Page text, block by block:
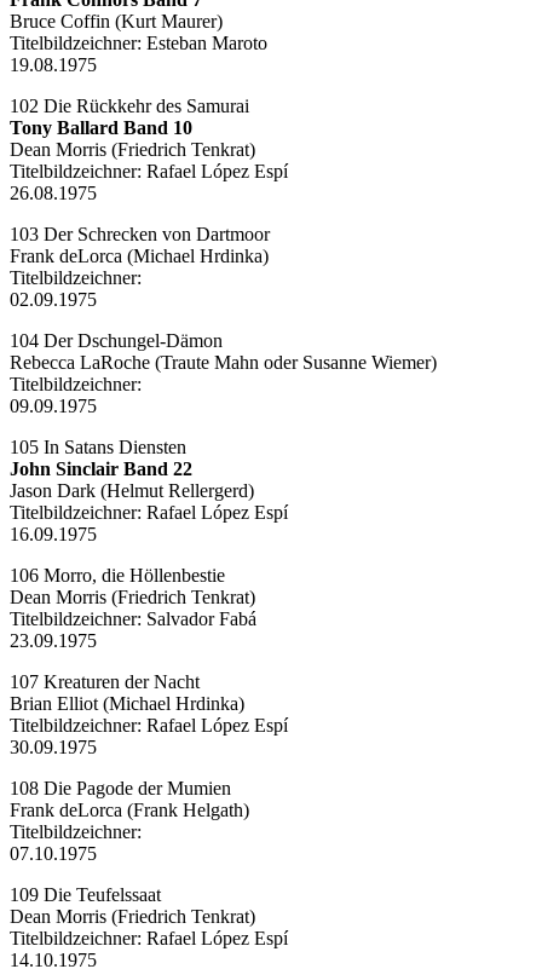
Bruce Coffin (Kurt Maurer)
Titelbildzeichner: Esteban Maroto
19.08.1975
102 Die Rückkehr des Samurai
Tony Ballard Band 10
Dean Morris (Friedrich Tenkrat)
Titelbildzeichner: Rafael López Espí
26.08.1975
103 Der Schrecken von Dartmoor
Frank deLorca (Michael Hrdinka)
Titelbildzeichner:
02.09.1975
104 Der Dschungel-Dämon
Rebecca LaRoche (Traute Mahn oder Susanne Wiemer)
Titelbildzeichner:
09.09.1975
105 In Satans Diensten
John Sinclair Band 22
Jason Dark (Helmut Rellergerd)
Titelbildzeichner: Rafael López Espí
16.09.1975
106 Morro, die Höllenbestie
Dean Morris (Friedrich Tenkrat)
Titelbildzeichner: Salvador Fabá
23.09.1975
107 Kreaturen der Nacht
Brian Elliot (Michael Hrdinka)
Titelbildzeichner: Rafael López Espí
30.09.1975
108 Die Pagode der Mumien
Frank deLorca (Frank Helgath)
Titelbildzeichner:
07.10.1975
109 Die Teufelssaat
Dean Morris (Friedrich Tenkrat)
Titelbildzeichner: Rafael López Espí
14.10.1975